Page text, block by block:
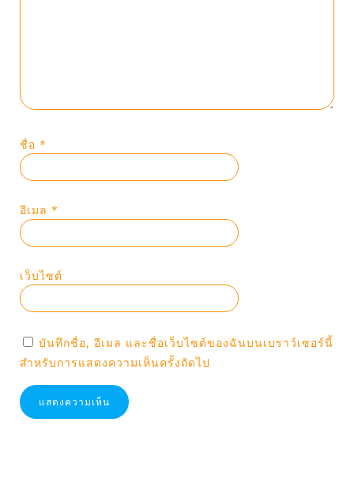
ชื่อ *
อีเมล *
เว็บไซต์
บันทึกชื่อ, อีเมล และชื่อเว็บไซต์ของฉันบนเบราว์เซอร์นี้
สำหรับการแสดงความเห็นครั้งถัดไป